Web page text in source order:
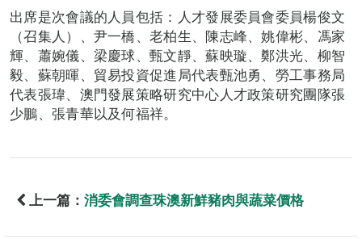
出席是次會議的人員包括：人才發展委員會委員楊俊文
（召集人）、尹一橋、老柏生、陳志峰、姚偉彬、馮家
輝、蕭婉儀、梁慶球、甄文靜、蘇映璇、鄭洪光、柳智
毅、蘇朝暉、貿易投資促進局代表甄池勇、勞工事務局
代表張瑋、澳門發展策略研究中心人才政策研究團隊張
少鵬、張青華以及何福祥。
上一篇： 消委會調查珠澳新鮮豬肉與蔬菜價格